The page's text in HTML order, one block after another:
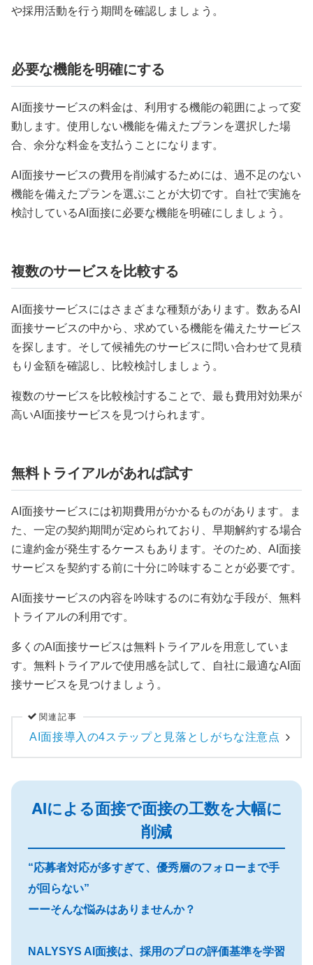
や採用活動を行う期間を確認しましょう。
必要な機能を明確にする
AI面接サービスの料金は、利用する機能の範囲によって変
動します。使用しない機能を備えたプランを選択した場
合、余分な料金を支払うことになります。
AI面接サービスの費用を削減するためには、過不足のない
機能を備えたプランを選ぶことが大切です。自社で実施を
検討しているAI面接に必要な機能を明確にしましょう。
複数のサービスを比較する
AI面接サービスにはさまざまな種類があります。数あるAI
面接サービスの中から、求めている機能を備えたサービス
を探します。そして候補先のサービスに問い合わせて見積
もり金額を確認し、比較検討しましょう。
複数のサービスを比較検討することで、最も費用対効果が
高いAI面接サービスを見つけられます。
無料トライアルがあれば試す
AI面接サービスには初期費用がかかるものがあります。ま
た、一定の契約期間が定められており、早期解約する場合
に違約金が発生するケースもあります。そのため、AI面接
サービスを契約する前に十分に吟味することが必要です。
AI面接サービスの内容を吟味するのに有効な手段が、無料
トライアルの利用です。
多くのAI面接サービスは無料トライアルを用意していま
す。無料トライアルで使用感を試して、自社に最適なAI面
接サービスを見つけましょう。
関連記事
AI面接導入の4ステップと見落としがちな注意点
AIによる面接で面接の工数を大幅に
削減
“応募者対応が多すぎて、優秀層のフォローまで手
が回らない”
ーーそんな悩みはありませんか？
NALYSYS AI面接は、採用のプロの評価基準を学習